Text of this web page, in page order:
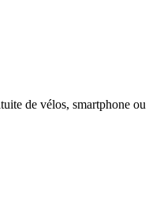
de vélos, smartphone ou